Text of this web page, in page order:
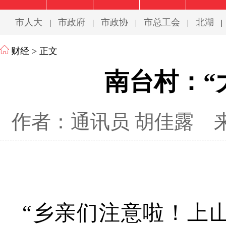
市人大 | 市政府 | 市政协 | 市总工会 | 北湖 |
财经 > 正文
南台村：“
作者：通讯员 胡佳露
“乡亲们注意啦！上